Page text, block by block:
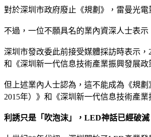
對於深圳市政府廢止《規劃》，雷曼光
不過，一位不願具名的業內資深人士表
深圳市發改委此前接受媒體採訪時表示，
和《深圳新一代信息技術產業振興發展
但上述業內人士認為，這不能成為《規
2015年）》和《深圳新一代信息技術產
利誘只是「吹泡沫」，LED神話已經破滅